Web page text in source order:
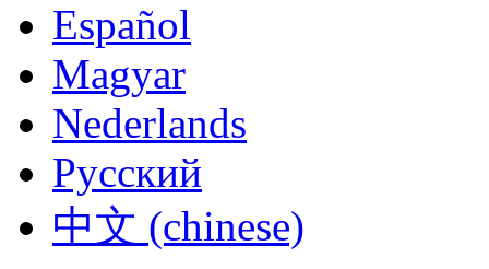
Español
Magyar
Nederlands
Русский
中文 (chinese)